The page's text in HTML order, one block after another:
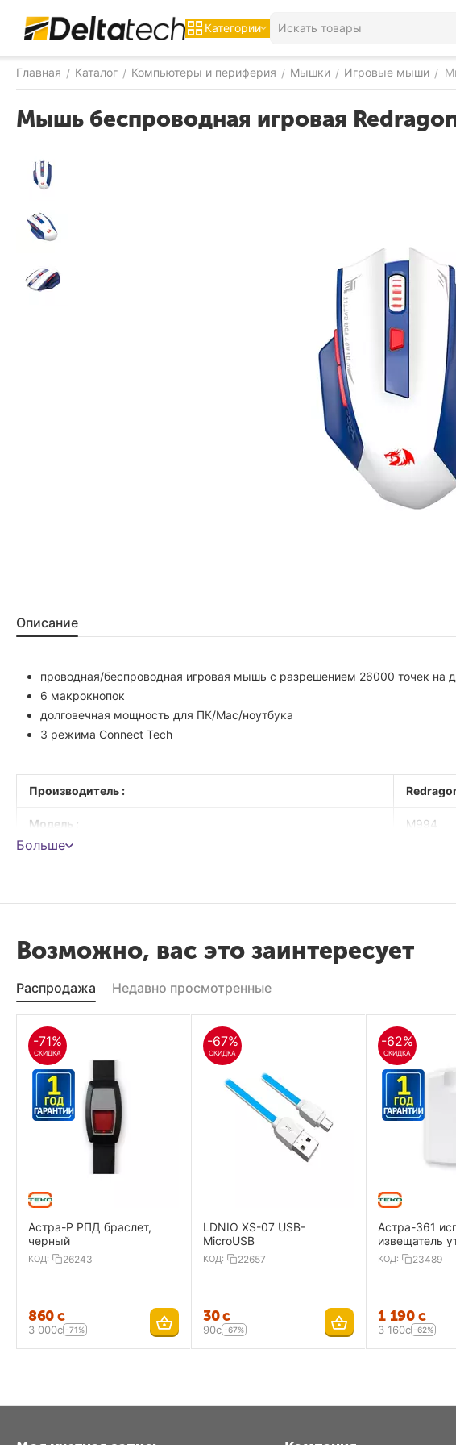
Категории
Главная / Каталог / Компьютеры и периферия / Мышки / Игровые мыши /
Мышь беспроводная игровая
Описание
проводная/беспроводная игровая мышь с разрешением 26000 точек на
6 макрокнопок
долговечная мощность для ПК/Mac/ноутбука
3 режима Connect Tech
Производитель :
Модель : M994
Колесо прокрутки : Есть
Разрешающая способность :
Соответствие стандартам : FCC, CE,
Больше
Возможно, вас это заинтересует
Распродажа Недавно просмотренные
-71%
СКИДКА
Астра-Р РПД браслет,
черный
КОД: 26243
‍860‍с
3 000с -71%
-67%
СКИДКА
LDNIO XS-07 USB-
MicroUSB
КОД: 22657
‍30‍с
‍90‍с -67%
-62%
СКИДКА
Астра-361
извещатель
КОД: 23489
1 190 с
3 160с -62%